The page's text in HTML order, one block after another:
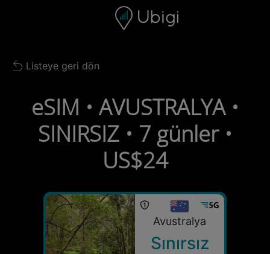
Gezinme çubuğu Alt bilgi
Back to list
Listeye geri dön
eSIM • AVUSTRALYA •
SINIRSIZ • 7 günler •
US$24
Avustralya
Sınırsız